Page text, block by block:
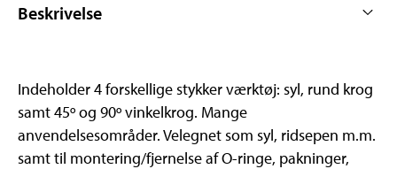
Beskrivelse
Indeholder 4 forskellige stykker værktøj: syl, rund krog
samt 45º og 90º vinkelkrog. Mange
anvendelsesområder. Velegnet som syl, ridsepen m.m.
samt til montering/fjernelse af O-ringe, pakninger,